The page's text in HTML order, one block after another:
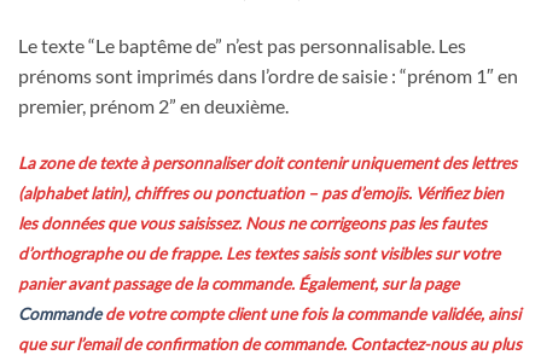
Le texte “Le baptême de” n’est pas personnalisable. Les
prénoms sont imprimés dans l’ordre de saisie : “prénom 1″ en
premier, prénom 2” en deuxième.
La zone de texte à personnaliser doit contenir uniquement des lettres
(alphabet latin), chiffres ou ponctuation – pas d’emojis. Vérifiez bien
les données que vous saisissez. Nous ne corrigeons pas les fautes
d’orthographe ou de frappe. Les textes saisis sont visibles sur votre
panier avant passage de la commande. Également, sur la page
Commandede votre compte client une fois la commande validée, ainsi
que sur l’email de confirmation de commande. Contactez-nous au plus